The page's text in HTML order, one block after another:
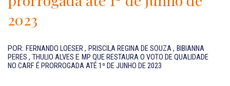
EN-US
2023
POR: FERNANDO LOESER, PRISCILA REGINA DE SOUZA, BIBIANNA
PERES , THULIO ALVES E MP QUE RESTAURA O VOTO DE QUALIDADE
NO CARF É PRORROGADA ATÉ 1º DE JUNHO DE 2023